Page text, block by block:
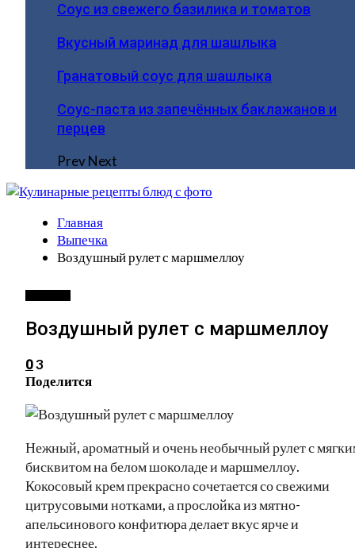
Соус из свежего базилика и томатов
Вкусный маринад для шашлыка
Гранатовый соус для шашлыка
Соус-паста из запечённых баклажанов и
перцев
PrevNext
Главная
Выпечка
Воздушный рулет с маршмеллоу
Воздушный рулет с маршмеллоу
03
Поделится
Нежный, ароматный и очень необычный рулет с
бисквитом на белом шоколаде и маршмеллоу.
Кокосовый крем прекрасно сочетается со свежими
цитрусовыми нотками, а прослойка из мятно-
апельсинового конфитюра делает вкус ярче и
интереснее.